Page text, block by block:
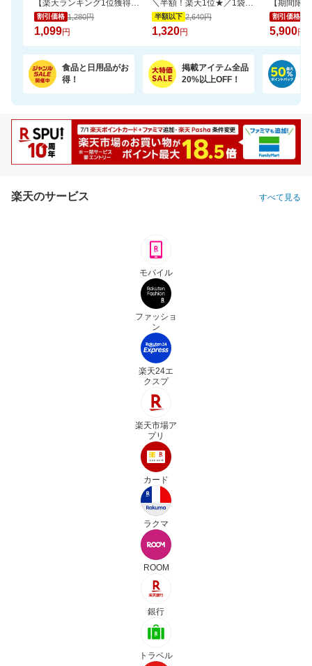
【楽天ランキング1位獲得！】靴下に貼れるお名前シール大容量66個 選べる3色セット
割引価格 1,280円
1,099円
＼半額！楽天1位★／1袋で4.5兆個の乳酸菌を配合！毎日の調子を考えた乳酸菌サプリ
半額以下 2,640円
1,320円
割引価格
5,900円
食品と日用品がお
得！
掲載アイテム全品
20%以上OFF！
楽天のサービス すべて見る
モバイル
ファッショ
ン
楽天24エ
クスプ
楽天市場ア
プリ
カード
ラクマ
ROOM
銀行
トラベル